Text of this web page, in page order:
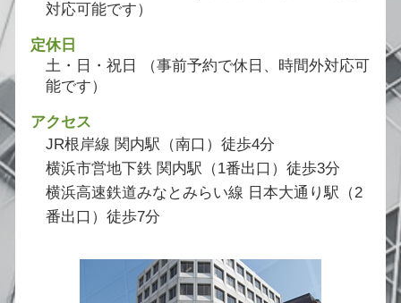
対応可能です）
定休日
土・日・祝日 （事前予約で休日、時間外対応可
能です）
アクセス
JR根岸線 関内駅（南口）徒歩4分
横浜市営地下鉄 関内駅（1番出口）徒歩3分
横浜高速鉄道みなとみらい線 日本大通り駅（2
番出口）徒歩7分